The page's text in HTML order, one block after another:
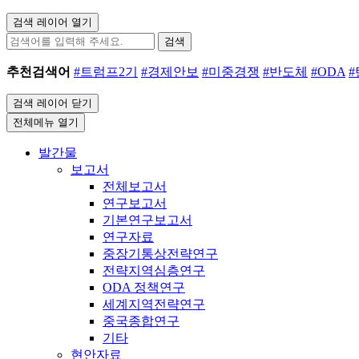
검색 레이어 열기
검색
추천검색어 #트럼프2기 #경제안보 #미중경쟁 #반도체 #ODA #
검색 레이어 닫기
전체메뉴 열기
발간물
보고서
전체보고서
연구보고서
기본연구보고서
연구자료
중장기통상전략연구
전략지역심층연구
ODA 정책연구
세계지역전략연구
중국종합연구
기타
현안자료